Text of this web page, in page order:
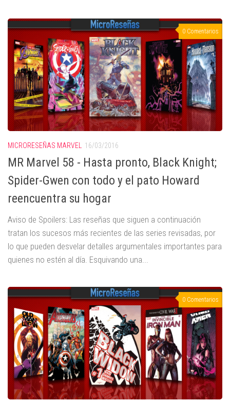
0 Comentarios
MICRORESEÑAS MARVEL 16/03/2016
MR Marvel 58 - Hasta pronto, Black Knight;
Spider-Gwen con todo y el pato Howard
reencuentra su hogar
Aviso de Spoilers: Las reseñas que siguen a continuación
tratan los sucesos más recientes de las series revisadas, por
lo que pueden desvelar detalles argumentales importantes para
quienes no estén al día. Esquivando una...
0 Comentarios